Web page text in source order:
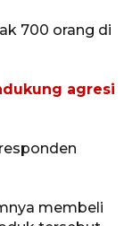
700 orang di
agresi
membeli